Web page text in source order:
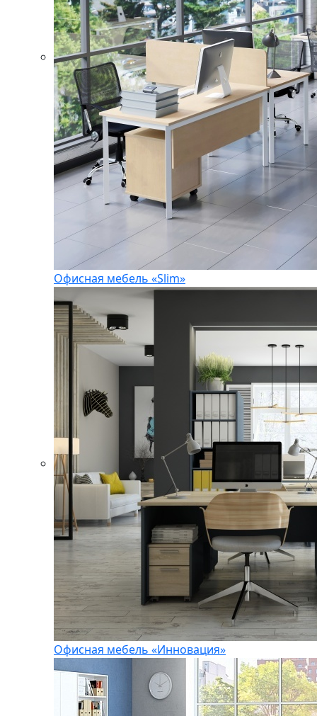
Офисная мебель «Slim»
Офисная мебель «Инновация»